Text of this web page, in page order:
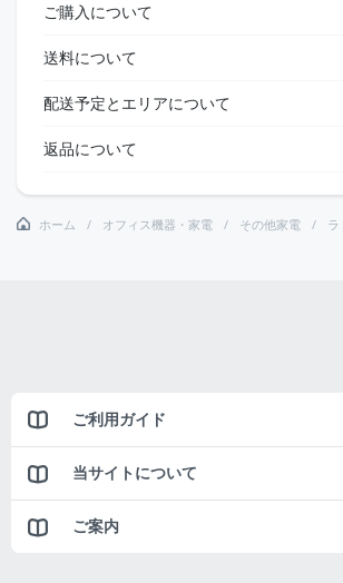
ご購入について
送料について
配送予定とエリアについて
返品について
ホーム オフィス機器・家電 その他家電
ご利用ガイド
当サイトについて
ご案内